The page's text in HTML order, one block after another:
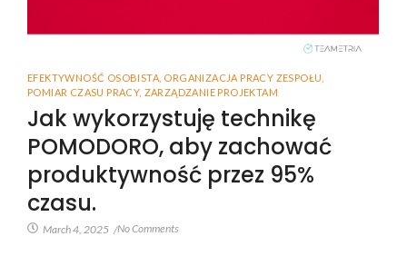
EFEKTYWNOŚĆ OSOBISTA ORGANIZACJA PRACY ZESPOŁU
POMIAR CZASU PRACY, ZARZĄDZANIE PROJEKTAM
Jak wykorzystuję technikę
POMODORO, aby zachować
produktywność przez 95%
czasu.
March 4, 2025 /No Comments